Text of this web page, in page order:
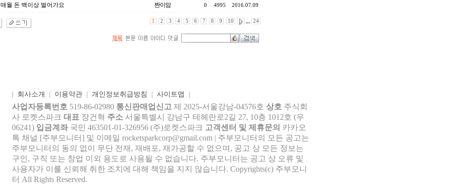
매월 돈 백이상 벌어가요 짠이맘 0 4995 2016.07.09
1 2 3 4 5 6 7 8 9 10 ,,, 24
회사소개 이용약관| 개인정보취급방침 사이트맵
사업자등록번호 519-86-02980 통신판매업신고 제 2025-서울강남-04576호 상호 주식회
사 로켓스파크 대표 장건혁 주소 서울특별시 강남구 테헤란로2길 27, 10층 1012호 (우
06241) 입금계좌 국민 463501-01-326956 (주)로켓스파크 고객센터 및 제휴문의 카카오
톡 채널 [주부모니터] 및 이메일 rocketsparkcorp@gmail.com | 주부모니터의 모든 공고는
주부모니터의 동의 없이 무단 전재, 재배포, 재가공할 수 없으며, 공고 상 모든 정보는
구인, 구직 또는 창업 이외 용도로 사용될 수 없습니다. 주부모니터는 공고 상 오류 및
사용자가 이를 신뢰해 취한 조치에 대해 책임을 지지 않습니다. Copyrights(c) 주부모니
터 All Rights Reserved.